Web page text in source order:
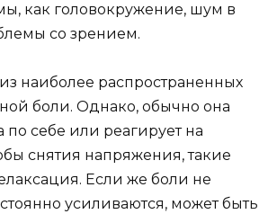
как головокружение, шум в
со зрением.
наиболее распространенных
боли. Однако, обычно она
по себе или реагирует на
снятия напряжения, такие
Если же боли не
усиливаются, может быть